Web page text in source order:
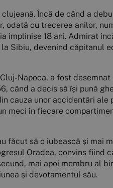
Încă de când a
odată cu trecerea anilor,
împlinise 18 ani. Admirat
Sibiu, devenind căpitanul
Napoca, a fost desemnat
când a decis să își pună
cauza unor accidentări ale
meci în fiecare
să o iubească și mai
Oradea, convins fiind
mai apoi membru al
și devotamentul său.